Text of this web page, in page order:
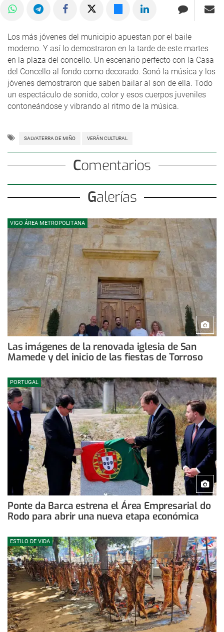
Los más jóvenes del municipio apuestan por el baile
moderno. Y así lo demostraron en la tarde de este martes
en la plaza del concello. Un escenario perfecto con la Casa
del Concello al fondo como decorado. Sonó la música y los
jóvenes demostraron que saben bailar al son de ella. Todo
un espectáculo de sonido, color y esos cuerpos juveniles
contoneándose y vibrando al ritmo de la música.
SALVATERRA DE MIÑO VERÁN CULTURAL
Comentarios
Galerías
VIGO ÁREA METROPOLITANA
Las imágenes de la renovada iglesia de San
Mamede y del inicio de las fiestas de Torroso
PORTUGAL
Ponte da Barca estrena el Área Empresarial do
Rodo para abrir una nueva etapa económica
ESTILO DE VIDA